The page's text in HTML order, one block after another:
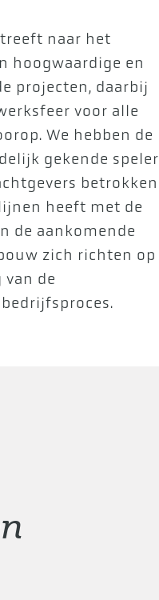
naar het
hoogwaardige en
projecten, daarbij
voor alle
We hebben de
gekende speler
betrokken
heeft met de
de aankomende
zich richten op
de